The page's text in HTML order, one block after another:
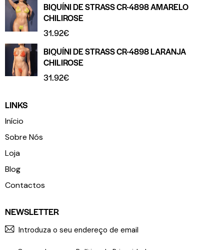
BIQUÍNI DE STRASS CR-4898 AMARELO
CHILIROSE
31.92€
BIQUÍNI DE STRASS CR-4898 LARANJA
CHILIROSE
31.92€
LINKS
Início
Sobre Nós
Loja
Blog
Contactos
NEWSLETTER